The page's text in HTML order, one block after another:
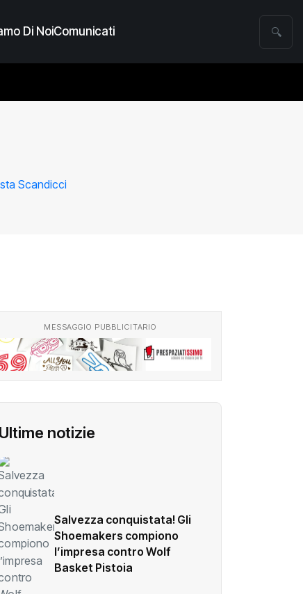
Di NoiComunicati 🔍
Scandicci
MESSAGGIO PUBBLICITARIO
Ultime notizie
Salvezza conquistata! Gli
Shoemakers compiono
l’impresa contro Wolf
Basket Pistoia